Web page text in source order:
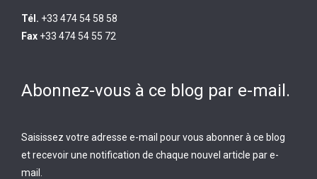
Tél. +33 474 54 58 58
Fax +33 474 54 55 72
Abonnez-vous à ce blog par e-mail.
Saisissez votre adresse e-mail pour vous abonner à ce blog
et recevoir une notification de chaque nouvel article par e-
mail.